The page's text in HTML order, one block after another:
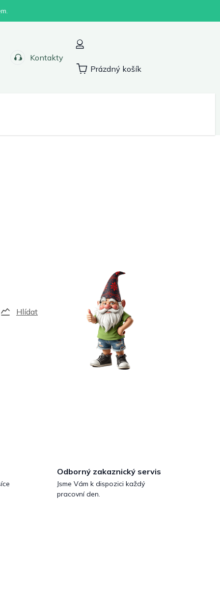
Kontakty
Nákupní
Prázdný košík
Hlídat
Odborný zakaznický servis
Jsme Vám k dispozici každý
pracovní den.